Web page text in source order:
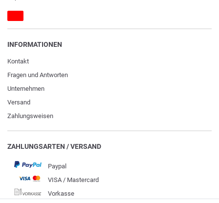
INFORMATIONEN
Kontakt
Fragen und Antworten
Unternehmen
Versand
Zahlungsweisen
ZAHLUNGSARTEN / VERSAND
Paypal
VISA / Mastercard
Vorkasse